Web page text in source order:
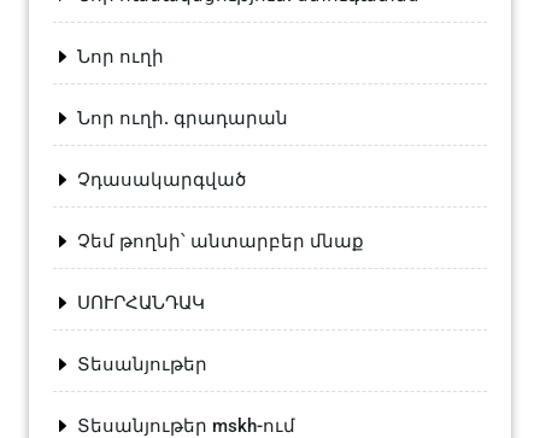
Նոր ուղի
Նոր ուղի. գրադարան
Չդասակարգված
Չեմ թողնի՝ անտարբեր մնաք
ՍՈՒՐՀԱՆԴԱԿ
Տեսանյութեր
Տեսանյութեր mskh-ում